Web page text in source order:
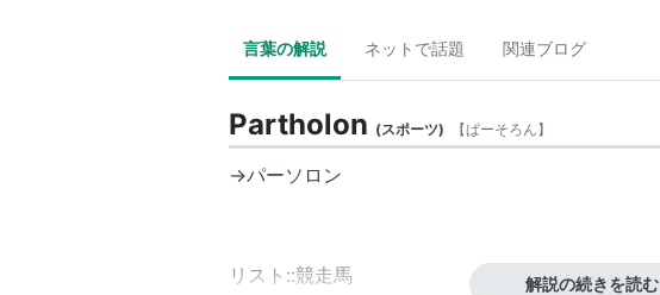
言葉の解説 ネットで話題 関連ブログ
Partholon (スポーツ) 【ぱーそろん】
→パーソロン
リスト::競走馬 解説の続きを読む